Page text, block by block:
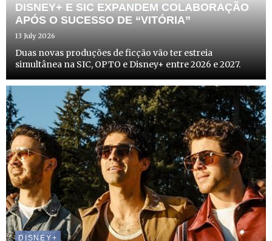
DISNEY+ E SIC EXPANDEM COLABORAÇÃO
APÓS O SUCESSO DE “VITÓRIA”
13 July 2026
Duas novas produções de ficção vão ter estreia
simultânea na SIC, OPTO e Disney+ entre 2026 e 2027.
DISNEY+